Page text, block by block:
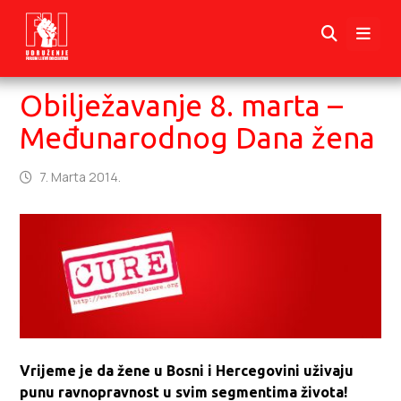
Obilježavanje 8. marta –
Međunarodnog Dana žena
7. Marta 2014.
Vrijeme je da žene u Bosni i Hercegovini uživaju
punu ravnopravnost u svim segmentima života!